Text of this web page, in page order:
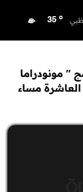
35 o
33 o
33 o
الخيمة 32 o
" مونودراما
مساء